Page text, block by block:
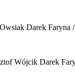
Darek Faryna
Wójcik Darek